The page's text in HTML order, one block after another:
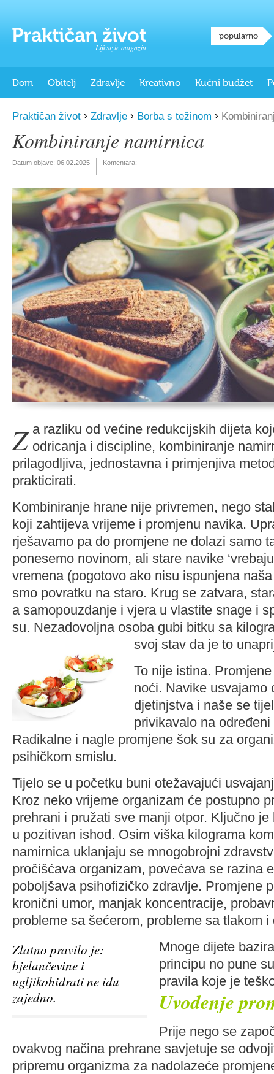
Lifestyle magazin
popularno
Dom Obitelj Zdravlje Kreativno Kućni budžet
Praktičan život › Zdravlje › Borba s težinom ›
Kombiniranje namirnica
Datum objave: 06.02.2025 Komentara:
Za razliku od većine redukcijskih dijeta koje zahtijevaju puno odricanja i discipline, kombiniranje
prilagodljiva, jednostavna i primjenjiva
prakticirati.
Kombiniranje hrane nije privremen, nego
koji zahtijeva vrijeme i promjenu navika.
rješavamo pa do promjene ne dolazi samo
ponesemo novinom, ali stare navike
vremena (pogotovo ako nisu ispunjena
smo povratku na staro. Krug se zatvara,
a samopouzdanje i vjera u vlastite snage i
su. Nezadovoljna osoba gubi bitku sa
svoj stav da je to
To nije istina.
noći. Navike usvajamo
djetinjstva i naše se
privikavalo na
Radikalne i nagle promjene šok su za
psihičkom smislu.
Tijelo se u početku buni otežavajući
Kroz neko vrijeme organizam će postupno
prehrani i pružati sve manji otpor. Ključno
u pozitivan ishod. Osim viška kilograma
namirnica uklanjaju se mnogobrojni
pročišćava organizam, povećava se razina
poboljšava psihofizičko zdravlje. Promjene
kronični umor, manjak koncentracije,
probleme sa šećerom, probleme sa tlakom i
Zlatno pravilo je:
bjelančevine i
ugljikohidrati ne idu
zajedno.
Mnoge dijete
principu no pune
pravila koje je
Uvođenje
Prije nego se
ovakvog načina prehrane savjetuje se
pripremu organizma za nadolazeće